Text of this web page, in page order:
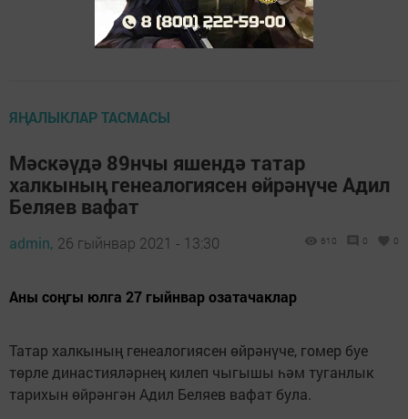
ЯҢАЛЫКЛАР ТАСМАСЫ
Мәскәүдә 89нчы яшендә татар
халкының генеалогиясен өйрәнүче Адил
Беляев вафат
admin, 26 гыйнвар 2021 - 13:30 610 0 0
Аны соңгы юлга 27 гыйнвар озатачаклар
Татар халкының генеалогиясен өйрәнүче, гомер буе
төрле династияләрнең килеп чыгышы һәм туганлык
тарихын өйрәнгән Адил Беляев вафат була.